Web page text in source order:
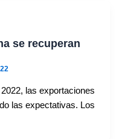
se recuperan
las exportaciones
las expectativas. Los